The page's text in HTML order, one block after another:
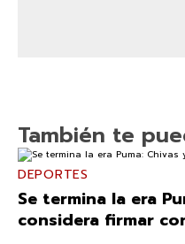
También te
DEPORTES
Se termina la era
considera firmar